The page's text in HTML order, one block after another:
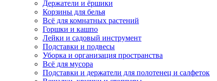
Держатели и ёршики
Корзины для белья
Всё для комнатных растений
Горшки и кашпо
Лейки и садовый инструмент
Подставки и подвесы
Уборка и организация пространства
Всё для мусора
Подставки и держатели для полотенец и салфеток